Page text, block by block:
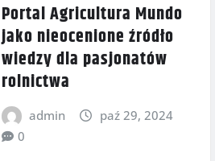
Portal Agricultura Mundo
jako nieocenione źródło
wiedzy dla pasjonatów
rolnictwa
admin
paź 29, 2024
0